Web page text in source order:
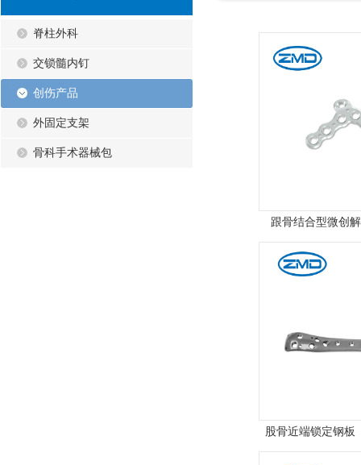
脊柱外科
交锁髓内钉
创伤产品
外固定支架
骨科手术器械包
跟骨结合型微创
股骨近端锁定钢板